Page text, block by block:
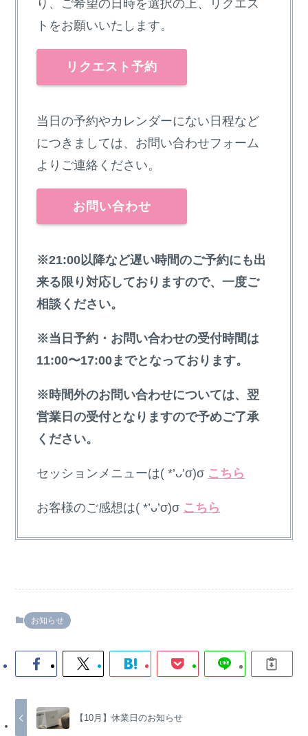
り、ご希望の日時を選択の上、リクエス
トをお願いいたします。
リクエスト予約
当日の予約やカレンダーにない日程など
につきましては、お問い合わせフォーム
よりご連絡ください。
お問い合わせ
※21:00以降など遅い時間のご予約にも出
来る限り対応しておりますので、一度ご
相談ください。
※当日予約・お問い合わせの受付時間は
11:00〜17:00までとなっております。
※時間外のお問い合わせについては、翌
営業日の受付となりますので予めご了承
ください。
セッションメニューは( *’ᴗ’σ)σ こちら
お客様のご感想は( *’ᴗ’σ)σ こちら
お知らせ
【10月】休業日のお知らせ